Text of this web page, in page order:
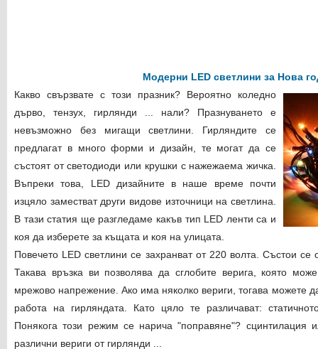
Модерни LED светлини за Нова
Какво свързвате с този празник? Вероятно коледно
дърво, тензух, гирлянди ... нали? Празнуването е
невъзможно без мигащи светлини. Гирляндите се
предлагат в много форми и дизайн, те могат да се
състоят от светодиоди или крушки с нажежаема жичка.
Въпреки това, LED дизайните в наше време почти
изцяло заместват други видове източници на светлина.
В тази статия ще разгледаме какъв тип LED ленти са и
коя да изберете за къщата и коя на улицата.
Повечето LED светлини се захранват от 220 волта. Състои
Такава връзка ви позволява да сглобите верига, която
мрежово напрежение. Ако има няколко вериги, тогава можете
работа на гирляндата. Като цяло те различават:
Понякога този режим се нарича "поправяне"? сцинтилация
различни вериги от гирлянди ...